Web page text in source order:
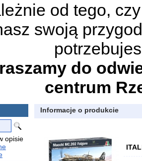
od tego,
swoją
do
centrum
opisie
Informacje o produkcie